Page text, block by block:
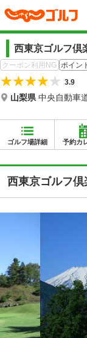
西東京ゴルフ倶
クーポン利用NG ポイン
3.9
山梨県 中央自動車
ゴルフ場詳細 予約カ
西東京ゴルフ倶